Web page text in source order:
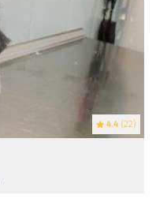
4.4 (22)